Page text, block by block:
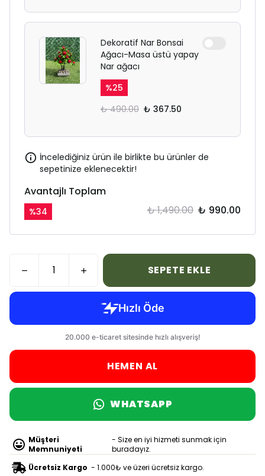
Dekoratif Nar Bonsai
Ağacı-Masa üstü yapay
Nar ağacı
%25
₺ 490.00 ₺ 367.50
İncelediğiniz ürün ile birlikte bu ürünler de
sepetinize eklenecektir!
Avantajlı Toplam
%34 ₺ 1,490.00 ₺ 990.00
SEPETE EKLE
HEMEN AL
WHATSAPP
Müşteri
Memnuniyeti
- Size en iyi hizmeti sunmak için
buradayız.
Ücretsiz Kargo - 1.000₺ ve üzeri ücretsiz kargo.